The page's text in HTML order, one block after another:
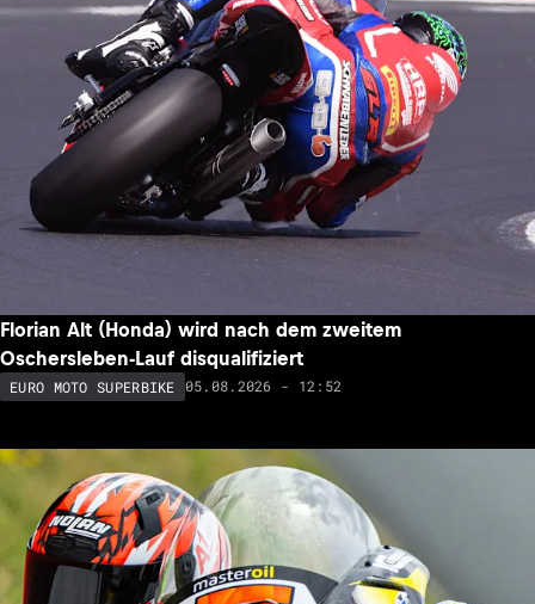
Florian Alt (Honda) wird nach dem zweitem
Oschersleben-Lauf disqualifiziert
EURO MOTO SUPERBIKE 05.08.2026 - 12:52